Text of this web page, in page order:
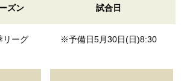
ズン 試合日
リーグ ※予備日5月30日(日)8:30